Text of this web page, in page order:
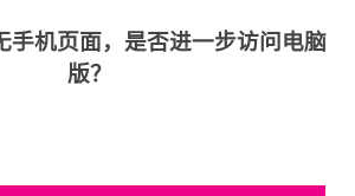
手机页面，是否进一步访问电脑
版？